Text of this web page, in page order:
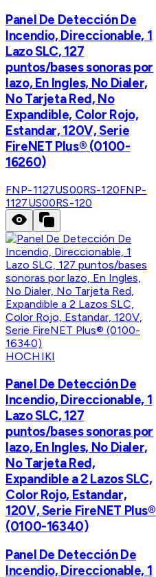
Panel De Detección De
Incendio, Direccionable, 1
Lazo SLC, 127
puntos/bases sonoras por
lazo, En Ingles, No Dialer,
No Tarjeta Red, No
Expandible, Color Rojo,
Estandar, 120V, Serie
FireNET Plus® (0100-
16260)
FNP-1127US00RS-120FNP-
1127US00RS-120
HOCHIKI
Panel De Detección De
Incendio, Direccionable, 1
Lazo SLC, 127
puntos/bases sonoras por
lazo, En Ingles, No Dialer,
No Tarjeta Red,
Expandible a 2 Lazos SLC,
Color Rojo, Estandar,
120V, Serie FireNET Plus®
(0100-16340)
Panel De Detección De
Incendio, Direccionable, 1